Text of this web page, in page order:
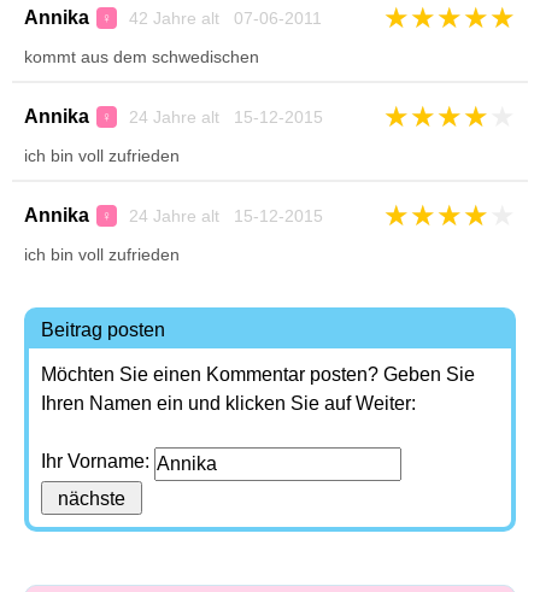
Annika ♀ 42 Jahre alt 07-06-2011 ★★★★★
kommt aus dem schwedischen
Annika ♀ 24 Jahre alt 15-12-2015 ★★★★
ich bin voll zufrieden
Annika ♀ 24 Jahre alt 15-12-2015 ★★★★
ich bin voll zufrieden
Beitrag posten
Möchten Sie einen Kommentar posten? Geben Sie
Ihren Namen ein und klicken Sie auf Weiter:
Ihr Vorname: